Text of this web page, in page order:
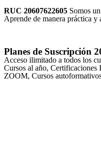
RUC 20607622605 Somos
Aprende de manera práctica y
Planes de Suscripción
Acceso ilimitado a todos los
Cursos al año,
ZOOM, Cursos